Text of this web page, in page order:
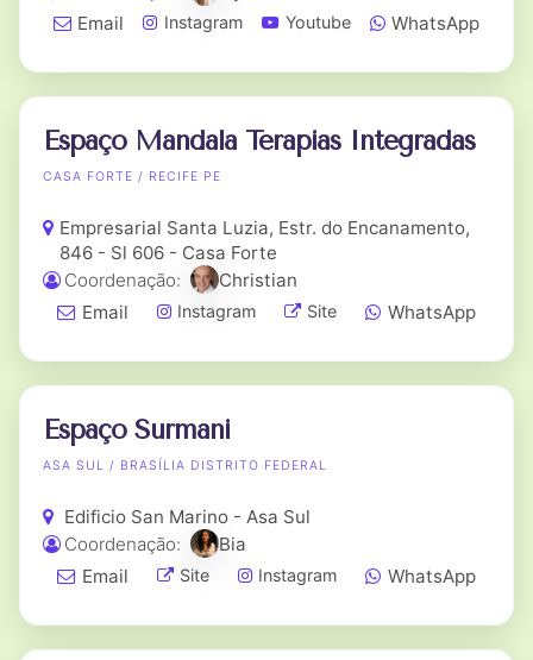
Email
Instagram Youtube WhatsApp
Espaço Mandala Terapias Integradas
CASA FORTE / RECIFE PE
Empresarial Santa Luzia, Estr. do Encanamento,
846 - Sl 606 - Casa Forte
Coordenação:
Christian
Email
Instagram Site WhatsApp
Espaço Surmani
ASA SUL / BRASÍLIA DISTRITO FEDERAL
Edificio San Marino - Asa Sul
Coordenação:
Bia
Email
Site Instagram WhatsApp